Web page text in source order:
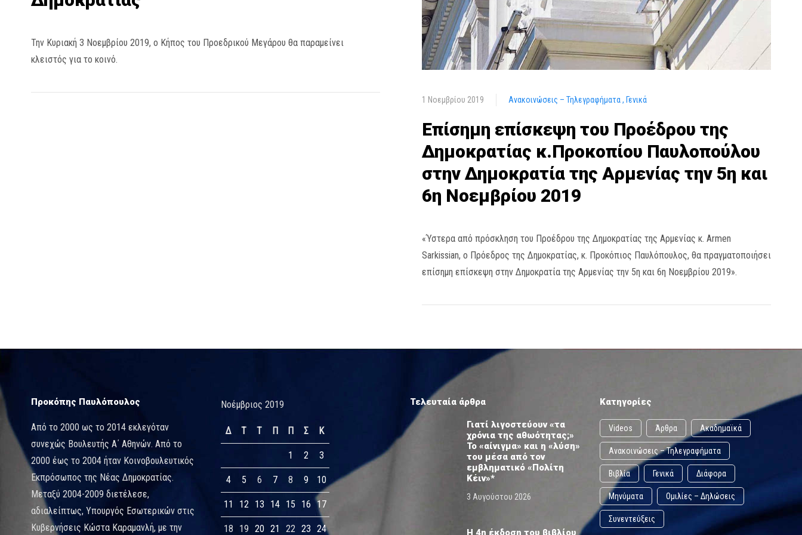
Την Κυριακή 3 Νοεμβρίου 2019, ο Κήπος του Προεδρικού Μεγάρου θα παραμείνει
κλειστός για το κοινό.
1 Νοεμβρίου 2019 Ανακοινώσεις – Τηλεγραφήματα Γενικά
Επίσημη επίσκεψη του Προέδρου της
Δημοκρατίας κ.Προκοπίου Παυλοπούλου
στην Δημοκρατία της Αρμενίας την 5η και
6η Νοεμβρίου 2019
«Ύστερα από πρόσκληση του Προέδρου της Δημοκρατίας της Αρμενίας κ. Armen
Sarkissian, ο Πρόεδρος της Δημοκρατίας, κ. Προκόπιος Παυλόπουλος, θα πραγματοποιήσει
επίσημη επίσκεψη στην Δημοκρατία της Αρμενίας την 5η και 6η Νοεμβρίου 2019».
Προκόπης Παυλόπουλος
Από το 2000 ως το 2014 εκλεγόταν
συνεχώς Βουλευτής Α΄ Αθηνών. Από το
2000 έως το 2004 ήταν Κοινοβουλευτικός
Εκπρόσωπος της Νέας Δημοκρατίας.
Μεταξύ 2004-2009 διετέλεσε,
αδιαλείπτως, Υπουργός Εσωτερικών στις
Κυβερνήσεις Κώστα Καραμανλή, με την
Νοέμβριος 2019
Δ Τ Τ Π Π Σ Κ
1 2 3
4 5 6 7 8 9 10
11 12 13 14 15 16 17
18 19 20 21 22 23 24
Τελευταία άρθρα
Γιατί λιγοστεύουν «τα
χρόνια της αθωότητας;»
Το «αίνιγμα» και η «λύση»
του μέσα από τον
εμβληματικό «Πολίτη
Κέιν»*
3 Αυγούστου 2026
Κατηγορίες
Videos Άρθρα Ακαδημαϊκά
Ανακοινώσεις – Τηλεγραφήματα
Βιβλία Γενικά Διάφορα
Μηνύματα Ομιλίες – Δηλώσεις
Συνεντεύξεις